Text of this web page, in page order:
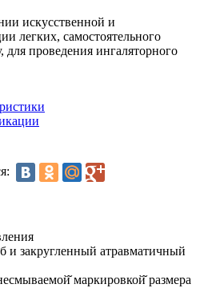
искусственной и
легких, самостоятельного
для проведения ингаляторного
и закругленный атравматичный
маркировкой̆ размера